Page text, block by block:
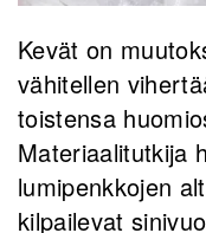
Kevät on
vähitellen
toistensa
Materiaalitutkija
lumipenkkojen
kilpailevat